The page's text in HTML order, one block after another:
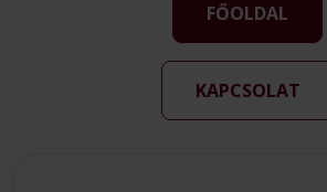
FŐOLDAL
KAPCSOLAT